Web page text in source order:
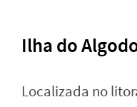
Ilha do
Localizada no